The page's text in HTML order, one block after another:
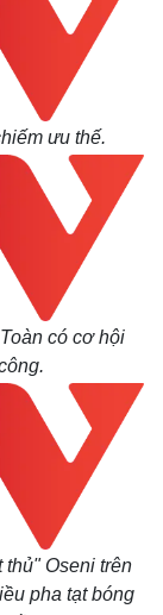
Multimedia
Video
Ảnh
E-Magazine
Infographic
ưu thế.
có cơ hội
thủ" Oseni trên
pha tạt bóng